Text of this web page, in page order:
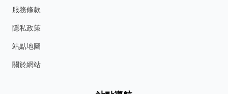
服務條款
隱私政策
站點地圖
關於網站